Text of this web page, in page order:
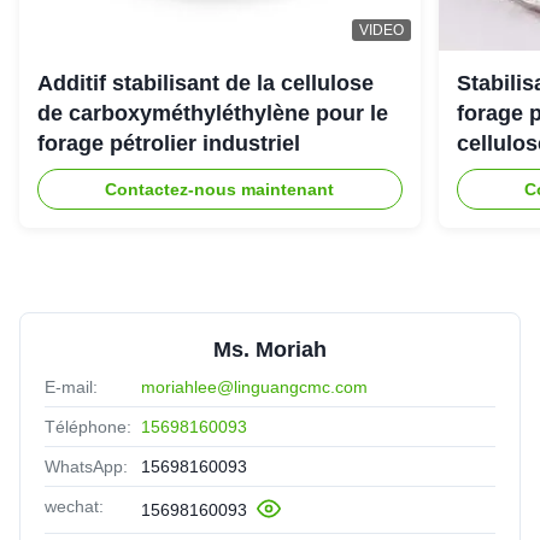
The viscoisty meets our requirement perfectly, and
dissolve quickly, no cake and impurities. Highly
recomended.
VIDEO
Additif stabilisant de la cellulose
de carboxyméthyléthylène pour le
forage pétrolier industriel
Contactez-nous maintenant
forage
Ms. Moriah
E-mail: moriahlee@linguangcmc.com
Téléphone: 15698160093
WhatsApp: 15698160093
wechat: 15698160093